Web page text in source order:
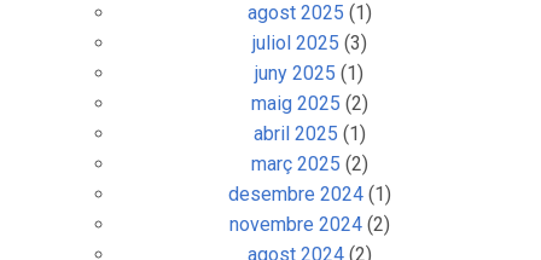
agost 2025 (1)
juliol 2025 (3)
juny 2025 (1)
maig 2025 (2)
abril 2025 (1)
març 2025 (2)
desembre 2024(1)
novembre 2024(2)
agost 2024(2)